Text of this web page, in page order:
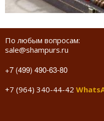
По любым вопросам:
sale@shampurs.ru
+7 (499) 490-63-80
+7 (964) 340-44-42